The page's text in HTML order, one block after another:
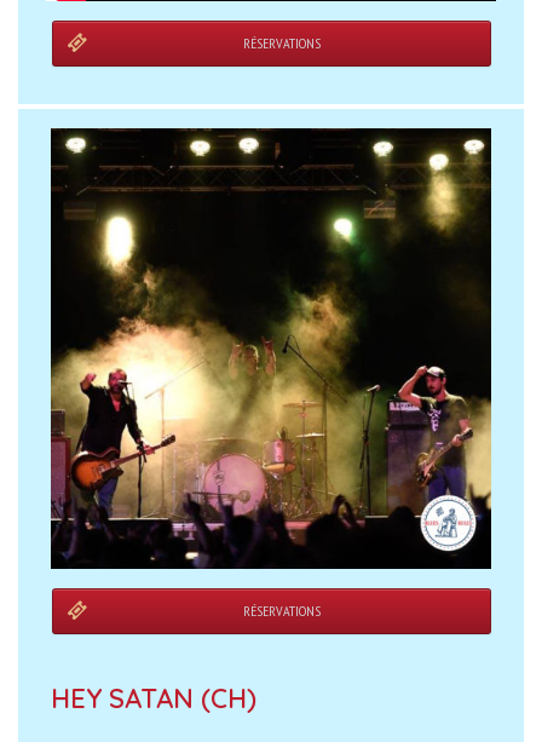
RÉSERVATIONS
RÉSERVATIONS
HEY SATAN (CH)